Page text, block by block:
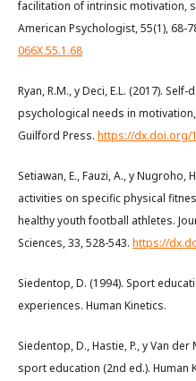
facilitation of intrinsic motivation,
American Psychologist, 55(1), 68-
066X.55.1.68
Ryan, R.M., y Deci, E.L. (2017).
psychological needs in
Guilford Press. https://dx.doi.org/
Setiawan, E., Fauzi, A., y Nugroho,
activities on specific physical
healthy youth football athletes.
Sciences, 33, 528-543. https://
Siedentop, D. (1994). Sport
experiences. Human Kinetics.
Siedentop, D., Hastie, P., y Van
sport education (2nd ed.). Human